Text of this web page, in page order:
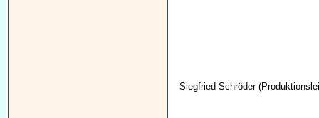
Siegfried Schröder